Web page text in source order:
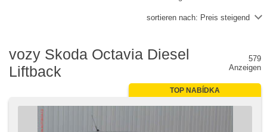
sortieren nach: Preis steigend
vozy Skoda Octavia Diesel
Liftback
579
Anzeigen
TOP NABÍDKA